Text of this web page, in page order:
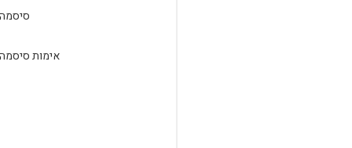
אימות